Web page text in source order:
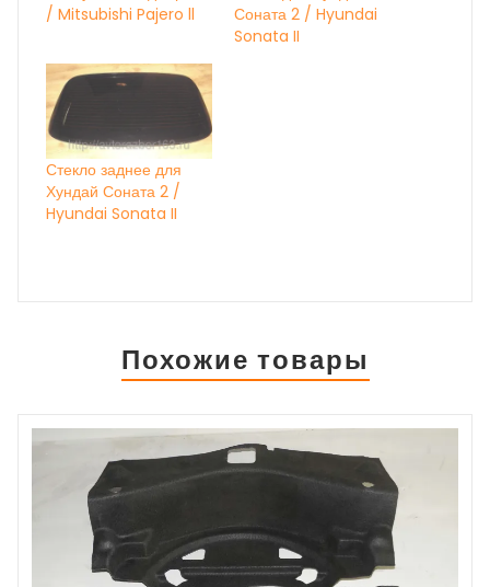
/ Mitsubishi Pajero ll
Соната 2 / Hyundai
Sonata II
Стекло заднее для
Хундай Соната 2 /
Hyundai Sonata II
Похожие товары